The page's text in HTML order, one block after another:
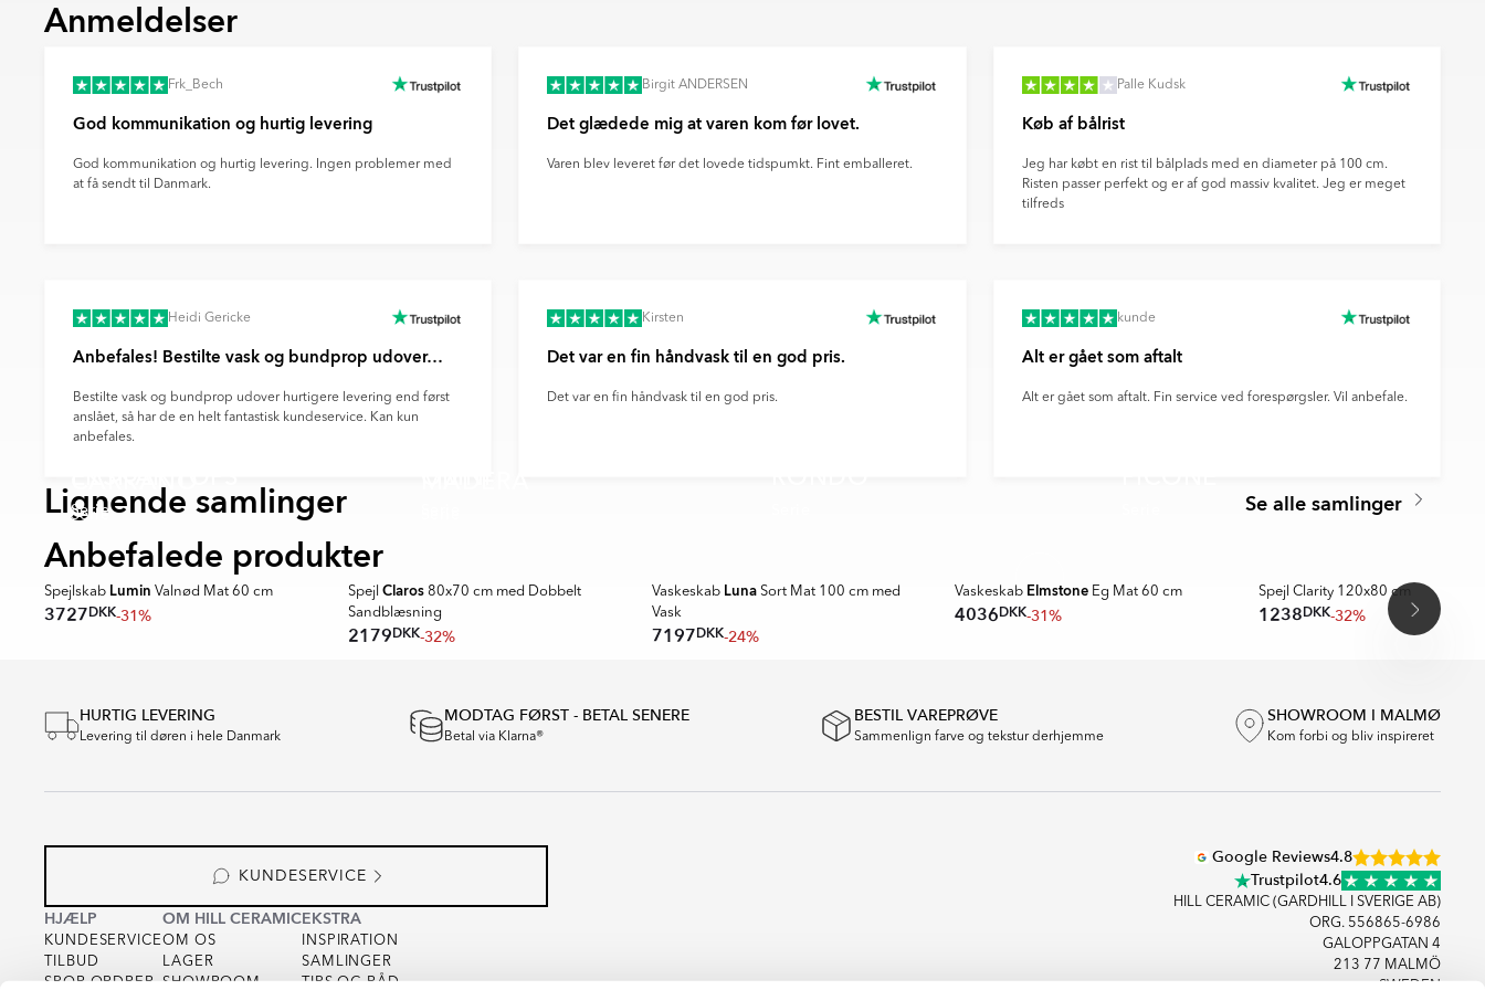
mere om vores certificeringer og kvalitetssikringsprocesser.
produkt, hvilket skyldes forvrængning af farvegengivelsen fra din skærm,
Bemærk venligst, at farven på produktet på billedet kan afvige fra den
faktiske produkts farve, da dette kan skyldes forvrængning af
farvegengivelse fra din skærm, kameraindstillinger og andre faktorer.
Scope 1–3-udledninger og driver innovation for fremtidens
bæredygtig fremtid og reducere transportens klimaaftryk.
Anmeldelser
Frk_Bech
God kommunikation og hurtig levering
God kommunikation og hurtig levering. Ingen problemer med
at få sendt til Danmark.
Birgit ANDERSEN
Det glædede mig at varen kom før lovet.
Varen blev leveret før det lovede tidspumkt. Fint emballeret.
Palle Kudsk
Køb af bålrist
Jeg har købt en rist til bålplads med en diameter på 100 cm.
Risten passer perfekt og er af god massiv kvalitet. Jeg er meget
tilfreds
Heidi Gericke
Anbefales! Bestilte vask og bundprop udover…
Bestilte vask og bundprop udover hurtigere levering end først
anslået, så har de en helt fantastisk kundeservice. Kan kun
anbefales.
Kirsten
Det var en fin håndvask til en god pris.
Det var en fin håndvask til en god pris.
kunde
Alt er gået som aftalt
Alt er gået som aftalt. Fin service ved forespørgsler. Vil anbefale.
Lignende samlinger Se alle samlinger
Serie
CARRANO
Serie
Anbefalede produkter
Spejlskab Lumin Valnød Mat 60 cm
3727DKK-31%
Spejl Claros80x70 cm med Dobbelt
Sandblæsning
2179DKK-32%
Vaskeskab LunaSort Mat 100 cm med
Vask
7197DKK-24%
Vaskeskab Elmstone Eg Mat 60 cm
4036DKK-31%
Spejl Clarity 120x80 cm
1238DKK-32%
16
HURTIG LEVERING
Levering til døren i hele Danmark
MODTAG FØRST - BETAL SENERE
Betal via Klarna®
BESTIL VAREPRØVE
Sammenlign farve og tekstur derhjemme
SHOWROOM I MALMØ
Kom forbi og bliv inspireret
KUNDESERVICE
HJÆLP
KUNDESERVICE
TILBUD
SPOR ORDRER
OM HILL CERAMIC
OM OS
LAGER
SHOWROOM
EKSTRA
INSPIRATION
SAMLINGER
TIPS OG RÅD
Google Reviews4.8
Trustpilot4.6
HILL CERAMIC (GARDHILL I SVERIGE AB)
ORG. 556865-6986
GALOPPGATAN 4
213 77 MALMÖ